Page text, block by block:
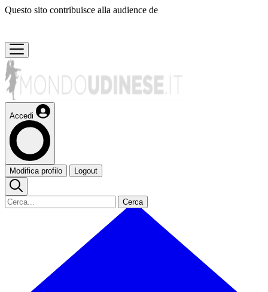
Questo sito contribuisce alla audience de
Accedi
Modifica profilo Logout
Cerca